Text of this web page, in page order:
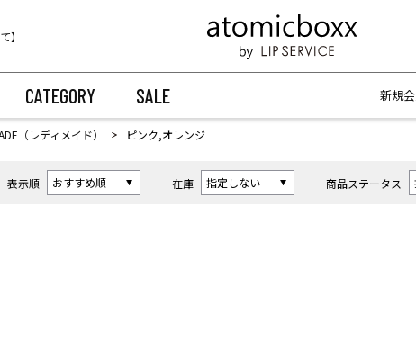
】
【重要】予約商品のお支払い方法（代金引換）変更に関するお知らせ
CATEGORY SALE 新規
（レディメイド） ピンク,オレンジ
表示順 在庫 商品ステータス